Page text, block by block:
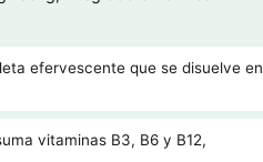
efervescente que se disuelve en
vitaminas B3, B6 y B12,